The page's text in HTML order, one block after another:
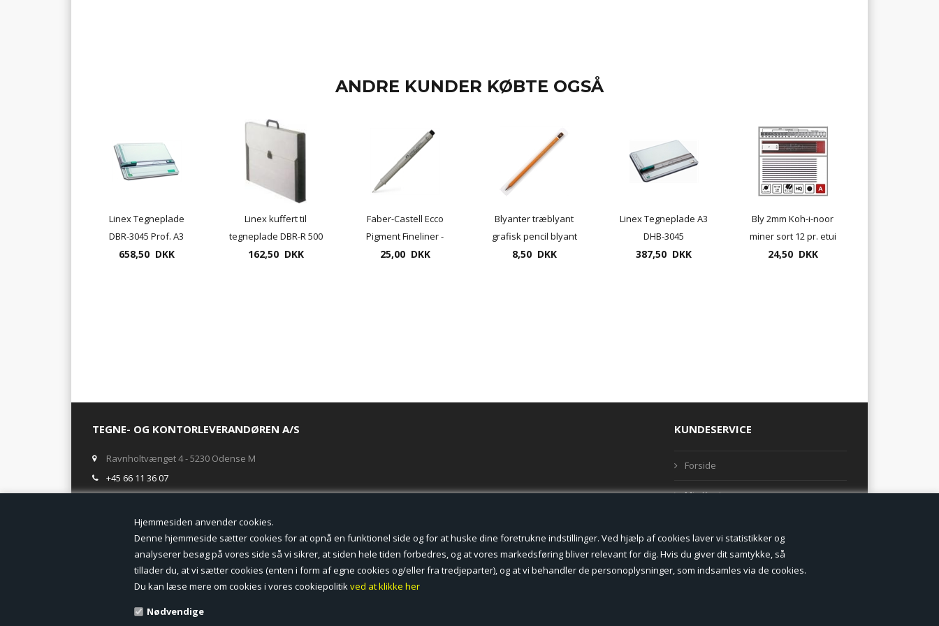
Hjemmesiden anvender cookies.
Denne hjemmeside sætter cookies for at opnå en funktionel side og for at huske dine foretrukne indstillinger. Ved hjælp af cookies laver vi statistikker og
analyserer besøg på vores side så vi sikrer, at siden hele tiden forbedres, og at vores markedsføring bliver relevant for dig. Hvis du giver dit samtykke, så
tillader du, at vi sætter cookies (enten i form af egne cookies og/eller fra tredjeparter), og at vi behandler de personoplysninger, som indsamles via de cookies.
Du kan læse mere om cookies i vores cookiepolitikved at klikke her
Nødvendige
ANDRE KUNDER KØBTE OGSÅ
Linex Tegneplade
DBR-3045 Prof. A3
658,50 DKK
Linex kuffert til
tegneplade DBR-R 500
162,50 DKK
Faber-Castell Ecco
Pigment Fineliner -
flere tykkelser -
25,00 DKK
Blyanter træblyant
grafisk pencil blyant
type 1500
8,50 DKK
Linex Tegneplade A3
DHB-3045
387,50 DKK
Bly 2mm Koh-i-noor
miner sort 12 pr. etui
24,50 DKK
TEGNE- OG KONTORLEVERANDØREN A/S
Ravnholtvænget 4 - 5230 Odense M
+45 66 11 36 07
salg@tegneogkontor.dk
ÅBNINGSTIDER I BUTIKKEN
Mandag-Fredag: 8.00 - 17.00
Ring gerne for lagerstatus inden besøg i butikken
KUNDESERVICE
Forside
Min Konto
Vilkår og betingelser